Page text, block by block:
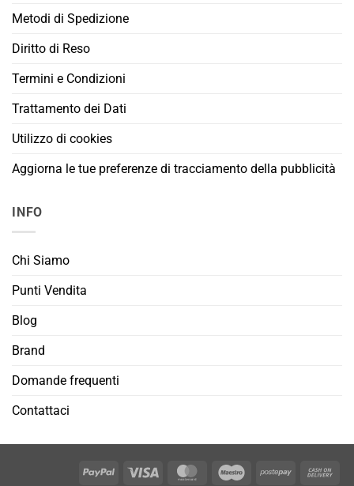
Metodi di Spedizione
Diritto di Reso
Termini e Condizioni
Trattamento dei Dati
Utilizzo di cookies
Aggiorna le tue preferenze di tracciamento della pubblicità
INFO
Chi Siamo
Punti Vendita
Blog
Brand
Domande frequenti
Contattaci
PayPal Visa MasterCardMaestro Postepay